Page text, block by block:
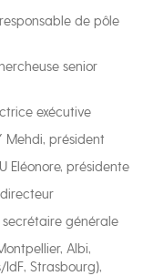
de pôle
senior
exécutive
Mehdi, président
Eléonore, présidente
directeur
secrétaire générale
Albi,
IdF, Strasbourg),